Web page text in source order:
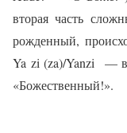
вторая часть
рожденный,
Ya zi (za)/Yanzi
— в
«Божественный!».